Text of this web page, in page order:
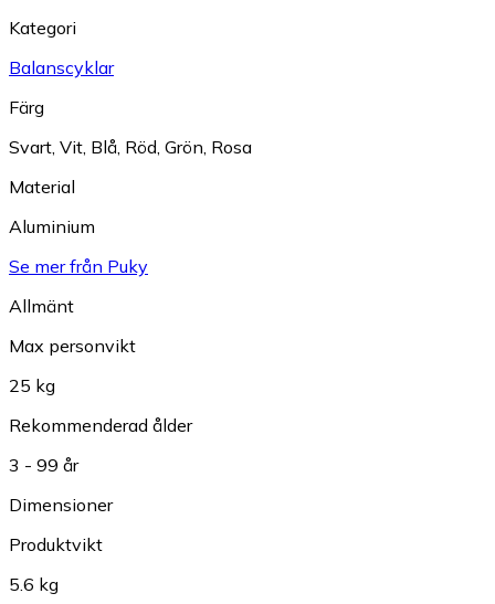
Kategori
Balanscyklar
Färg
Svart Vit Blå Röd Grön Rosa
Material
Aluminium
Se mer från Puky
Allmänt
Max personvikt
25 kg
Rekommenderad ålder
3 - 99 år
Dimensioner
Produktvikt
5.6 kg